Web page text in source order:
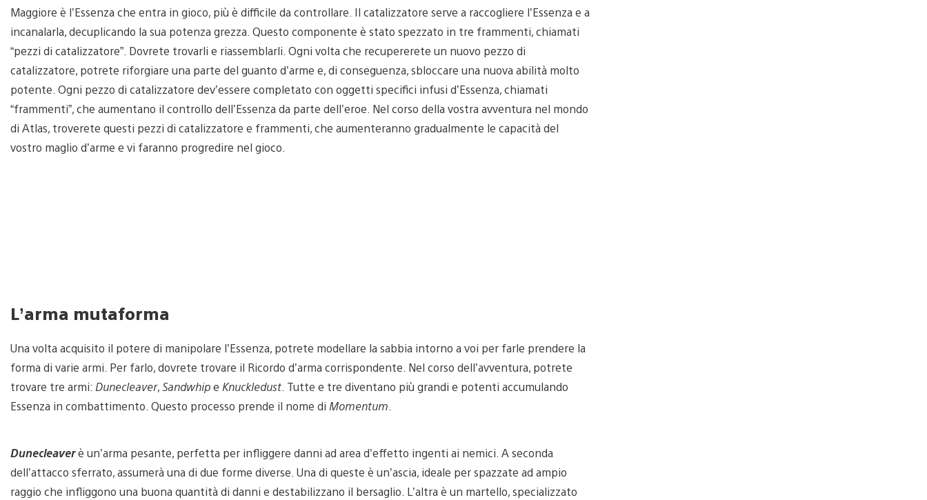
Maggiore è l’Essenza che entra in gioco, più è difficile da controllare. Il catalizzatore serve a raccogliere l’Essenza e a
incanalarla, decuplicando la sua potenza grezza. Questo componente è stato spezzato in tre frammenti, chiamati
“pezzi di catalizzatore”. Dovrete trovarli e riassemblarli. Ogni volta che recupererete un nuovo pezzo di
catalizzatore, potrete riforgiare una parte del guanto d’arme e, di conseguenza, sbloccare una nuova abilità molto
potente. Ogni pezzo di catalizzatore dev’essere completato con oggetti specifici infusi d’Essenza, chiamati
“frammenti”, che aumentano il controllo dell’Essenza da parte dell’eroe. Nel corso della vostra avventura nel mondo
di Atlas, troverete questi pezzi di catalizzatore e frammenti, che aumenteranno gradualmente le capacità del
vostro maglio d’arme e vi faranno progredire nel gioco.
L’arma mutaforma
Una volta acquisito il potere di manipolare l’Essenza, potrete modellare la sabbia intorno a voi per farle prendere la
forma di varie armi. Per farlo, dovrete trovare il Ricordo d’arma corrispondente. Nel corso dell’avventura, potrete
trovare tre armi: Dunecleaver,Sandwhipe Knuckledust . Tutte e tre diventano più grandi e potenti accumulando
Essenza in combattimento. Questo processo prende il nome di Momentum
Dunecleaverè un’arma pesante, perfetta per infliggere danni ad area d’effetto ingenti ai nemici. A seconda
dell’attacco sferrato, assumerà una di due forme diverse. Una di queste è un’ascia, ideale per spazzate ad ampio
raggio che infliggono una buona quantità di danni e destabilizzano il bersaglio. L’altra è un martello, specializzato